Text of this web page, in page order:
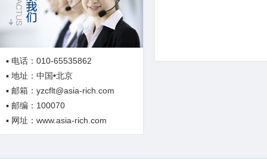
▪ 电话：010-65535862
▪ 地址：中国•北京
▪ 邮箱：yzcflt@asia-rich.com
▪ 邮编：100070
▪ 网址：www.asia-rich.com